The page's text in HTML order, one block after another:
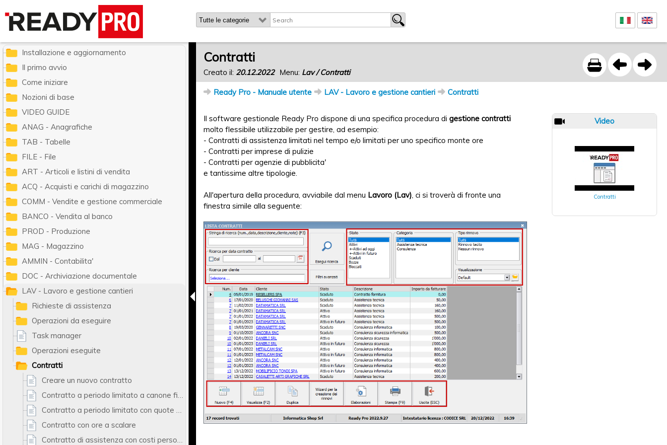
Contratti
Creato il: 20.12.2022 Menu: Lav / Contratti
Ready Pro - Manuale utente LAV - Lavoro e gestione cantieri Contratti
Il software gestionale Ready Pro dispone di una specifica procedura di gestione contratti
molto flessibile utilizzabile per gestire, ad esempio:
- Contratti di assistenza limitati nel tempo e/o limitati per uno specifico monte ore
- Contratti per imprese di pulizie
- Contratti per agenzie di pubblicita'
e tantissime altre tipologie.
All'apertura della procedura, avviabile dal menu Lavoro (Lav), ci si troverà di fronte una
finestra simile alla seguente:
Video
Contratti
Ready Pro - Manuale utente
Installazione e aggiornamento
Il primo avvio
Come iniziare
Nozioni di base
VIDEO GUIDE
ANAG - Anagrafiche
TAB - Tabelle
FILE - File
ART - Articoli e listini di vendita
ACQ - Acquisti e carichi di magazzino
COMM - Vendite e gestione commerciale
BANCO - Vendita al banco
PROD - Produzione
MAG - Magazzino
AMMIN - Contabilita'
DOC - Archiviazione documentale
LAV - Lavoro e gestione cantieri
Richieste di assistenza
Operazioni da eseguire
Task manager
Operazioni eseguite
Contratti
Creare un nuovo contratto
Contratto a periodo limitato a canone fisso
Contratto a periodo limitato con quote multiple
Contratto con ore a scalare
Contratto di assistenza con costi personalizzati per le operazioni eseguite